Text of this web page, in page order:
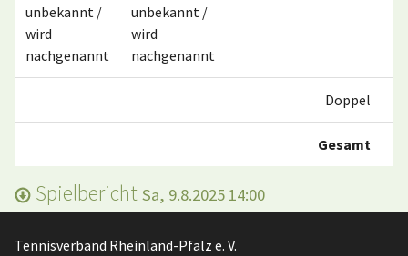
unbekannt /
wird
nachgenannt
unbekannt /
wird
nachgenannt
Doppel
Gesamt
Spielbericht Sa, 9.8.2025 14:00
Tennisverband Rheinland-Pfalz e. V.